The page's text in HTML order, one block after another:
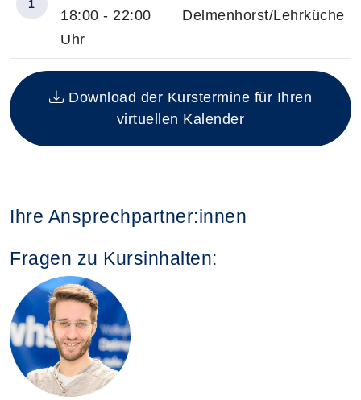
Insgesamt gibt es 1 Termine zum diesen Kurs
1
18:00 - 22:00
Uhr
Delmenhorst/Lehrküche
Download der Kurstermine für Ihren
virtuellen Kalender
Ihre Ansprechpartner:innen
Fragen zu Kursinhalten: